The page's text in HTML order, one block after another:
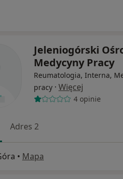
Jeleniogórski
Medycyny Pracy
Reumatologia, Interna,
pracy · Więcej
4 opinie
Adres 2
• Mapa